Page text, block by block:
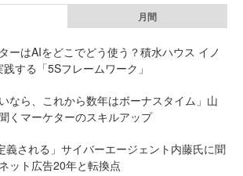
月間
ーはAIをどこでどう使う？積水ハウス イノ
する「5Sフレームワーク」
なら、これから数年はボーナスタイム」山
くマーケターのスキルアップ
義される」サイバーエージェント内藤氏に聞
ット広告20年と転換点